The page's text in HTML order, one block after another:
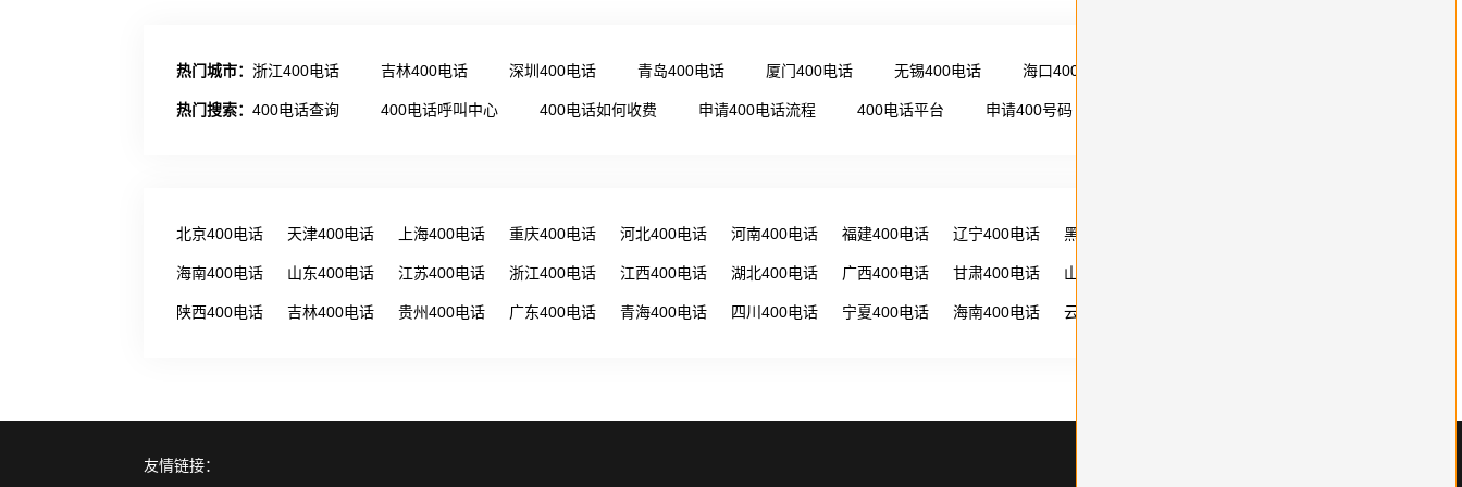
热门城市： 浙江400电话 吉林400电话 深圳400电话 青岛400电话 厦门400电话 无锡400电话 海口400电话
热门搜索： 400电话查询 400电话呼叫中心 400电话如何收费 申请400电话流程 400电话平台 申请400号码
北京400电话 天津400电话 上海400电话 重庆400电话 河北400电话 河南400电话 福建400电话 辽宁400电话 黑龙江400电话
海南400电话 山东400电话 江苏400电话 浙江400电话 江西400电话 湖北400电话 广西400电话 甘肃400电话 山西400电话
陕西400电话 吉林400电话 贵州400电话 广东400电话 青海400电话 四川400电话 宁夏400电话 海南400电话 云南400电话
友情链接：